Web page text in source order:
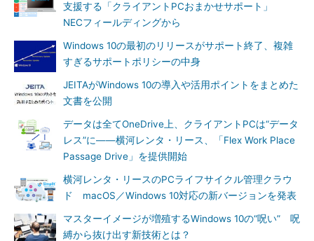
「Unifier Cast」のダッシュボードイメージ
さらに、Flex Work Place製品群の1つであるユーザーPC環境の
管理ソリューション「Flex Work Place Unifier」が備えるソフト
ウェア配信機能を利用することで、機能更新プログラムや品質更
新プログラムの適用前に、アプリケーションの動作確認やアップ
デートなどを実施することもできる。
支援する「クライアントPCおまかせサポート」
NECフィールディングから
Windows 10の最初のリリースがサポート終了、複雑
すぎるサポートポリシーの中身
JEITAがWindows 10の導入や活用ポイントをまとめた
文書を公開
データは全てOneDrive上、クライアントPCは“データ
レス”に――横河レンタ・リース、「Flex Work Place
Passage Drive」を提供開始
横河レンタ・リースのPCライフサイクル管理クラウ
ド macOS／Windows 10対応の新バージョンを発表
マスターイメージが増殖するWindows 10の“呪い” 呪
縛から抜け出す新技術とは？